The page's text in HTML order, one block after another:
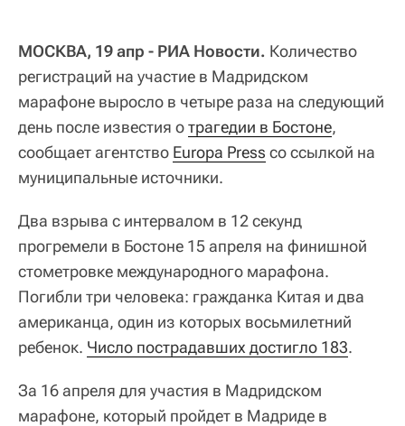
МОСКВА, 19 апр - РИА Новости. Количество
регистраций на участие в Мадридском
марафоне выросло в четыре раза на следующий
день после известия отрагедии в Бостоне,
сообщает агентство Europa Press со ссылкой на
муниципальные источники.
Два взрыва с интервалом в 12 секунд
прогремели в Бостоне 15 апреля на финишной
стометровке международного марафона.
Погибли три человека: гражданка Китая и два
американца, один из которых восьмилетний
ребенок. Число пострадавших достигло 183.
За 16 апреля для участия в Мадридском
марафоне, который пройдет в Мадриде в